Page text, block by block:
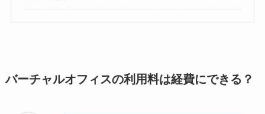
バーチャルオフィスの利用料は経費にできる？